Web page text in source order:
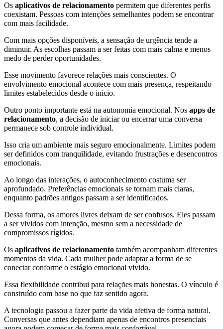
Os aplicativos de relacionamento permitem que diferentes perfis
coexistam. Pessoas com intenções semelhantes podem se encontrar
com mais facilidade.
Com mais opções disponíveis, a sensação de urgência tende a
diminuir. As escolhas passam a ser feitas com mais calma e menos
medo de perder oportunidades.
Esse movimento favorece relações mais conscientes. O
envolvimento emocional acontece com mais presença, respeitando
limites estabelecidos desde o início.
Outro ponto importante está na autonomia emocional. Nos apps de
relacionamento, a decisão de iniciar ou encerrar uma conversa
permanece sob controle individual.
Isso cria um ambiente mais seguro emocionalmente. Limites podem
ser definidos com tranquilidade, evitando frustrações e desencontros
emocionais.
Ao longo das interações, o autoconhecimento costuma ser
aprofundado. Preferências emocionais se tornam mais claras,
enquanto padrões antigos passam a ser identificados.
Dessa forma, os amores livres deixam de ser confusos. Eles passam
a ser vividos com intenção, mesmo sem a necessidade de
compromissos rígidos.
Os aplicativos de relacionamento também acompanham diferentes
momentos da vida. Cada mulher pode adaptar a forma de se
conectar conforme o estágio emocional vivido.
Essa flexibilidade contribui para relações mais honestas. O vínculo é
construído com base no que faz sentido agora.
A tecnologia passou a fazer parte da vida afetiva de forma natural.
Conversas que antes dependiam apenas de encontros presenciais